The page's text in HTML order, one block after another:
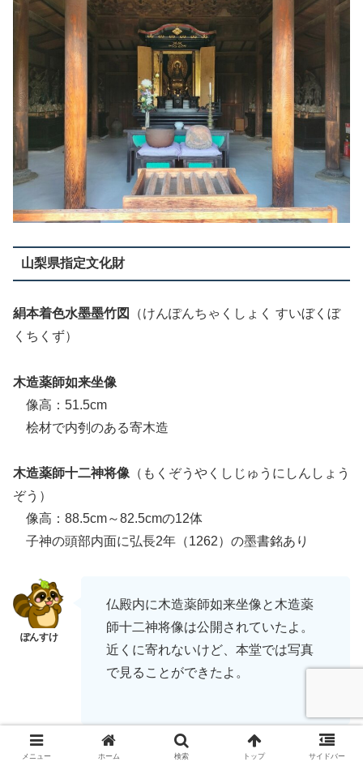
山梨県指定文化財
絹本着色水墨墨竹図
（けんぽんちゃくしょく すいぼくぼ
くちくず）
木造薬師如来坐像
像高：51.5cm
桧材で内刳のある寄木造
木造薬師十二神将像 （もくぞうやくしじゅうにしんしょう
ぞう）
像高：88.5cm～82.5cmの12体
子神の頭部内面に弘長2年（1262）の墨書銘あり
仏殿内に木造薬師如来坐像と木造薬
師十二神将像は公開されていたよ。
近くに寄れないけど、本堂では写真
で見ることができたよ。
メニュー ホーム 検索 トップ サイドバー